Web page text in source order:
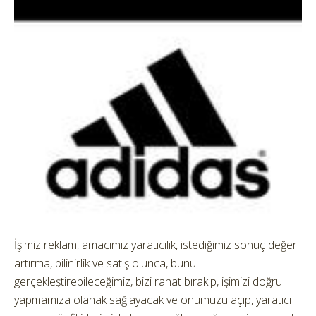
İşimiz reklam, amacımız yaratıcılık, istediğimiz sonuç değer
artırma, bilinirlik ve satış olunca, bunu
gerçekleştirebileceğimiz, bizi rahat bırakıp, işimizi doğru
yapmamıza olanak sağlayacak ve önümüzü açıp, yaratıcı